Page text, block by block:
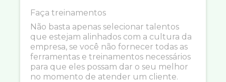
Faça treinamentos
Não basta apenas selecionar talentos
que estejam alinhados com a cultura da
empresa, se você não fornecer todas as
ferramentas e treinamentos necessários
para que eles possam dar o seu melhor
no momento de atender um cliente.